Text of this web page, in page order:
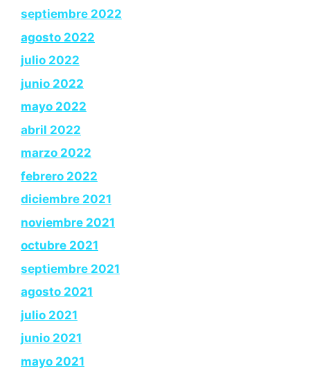
septiembre 2022
agosto 2022
julio 2022
junio 2022
mayo 2022
abril 2022
marzo 2022
febrero 2022
diciembre 2021
noviembre 2021
octubre 2021
septiembre 2021
agosto 2021
julio 2021
junio 2021
mayo 2021